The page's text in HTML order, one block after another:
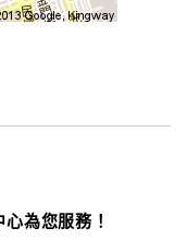
為您服務！